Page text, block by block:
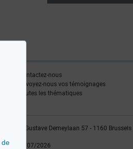
de
Contactez-nous
Envoyez-nous vos témoignages
Toutes les thématiques
Avenue Gustave Demeylaan 57 - 1160 Brussels
jour: 22/07/2026